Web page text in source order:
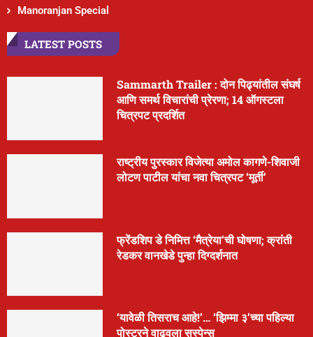
Manoranjan Special
LATEST POSTS
Sammarth Trailer : दोन पिढ्यांतील संघर्ष
आणि समर्थ विचारांची प्रेरणा; 14 ऑगस्टला
चित्रपट प्रदर्शित
राष्ट्रीय पुरस्कार विजेत्या अमोल कागणे-शिवाजी
लोटण पाटील यांचा नवा चित्रपट ‘मूर्ती’
फ्रेंडशिप डे निमित्त ‘मैत्रेया’ची घोषणा; क्रांती
रेडकर वानखेडे पुन्हा दिग्दर्शनात
‘यावेळी तिसराच आहे!’… ‘झिम्मा ३’च्या पहिल्या
पोस्टरने वाढवला सस्पेन्स